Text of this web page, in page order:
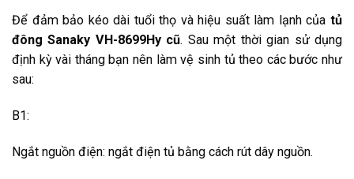
Để đảm bảo kéo dài tuổi thọ và hiệu suất làm lạnh của tủ
đông Sanaky VH-8699Hycũ. Sau một thời gian sử dụng
định kỳ vài tháng bạn nên làm vệ sinh tủ theo các bước như
sau:
B1:
Ngắt nguồn điện: ngắt điện tủ bằng cách rút dây nguồn.